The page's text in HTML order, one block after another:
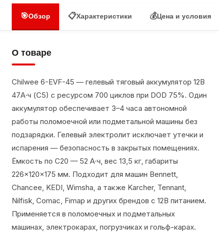
🎯Обзор 📋Характеристики 💰Цена и условия
О товаре
Chilwee 6-EVF-45 — гелевый тяговый аккумулятор 12В
47А·ч (С5) с ресурсом 700 циклов при DOD 75%. Один
аккумулятор обеспечивает 3–4 часа автономной
работы поломоечной или подметальной машины без
подзарядки. Гелевый электролит исключает утечки и
испарения — безопасность в закрытых помещениях.
Ёмкость по С20 — 52 А·ч, вес 13,5 кг, габариты
226×120×175 мм. Подходит для машин Bennett,
Chancee, KEDI, Wimsha, а также Karcher, Tennant,
Nilfisk, Comac, Fimap и других брендов с 12В питанием.
Применяется в поломоечных и подметальных
машинах, электрокарах, погрузчиках и гольф-карах.